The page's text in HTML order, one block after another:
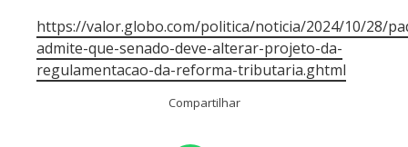
https://valor.globo.com/politica/noticia/2024/10/28/
admite-que-senado-deve-alterar-projeto-da-
regulamentacao-da-reforma-tributaria.ghtml
Compartilhar